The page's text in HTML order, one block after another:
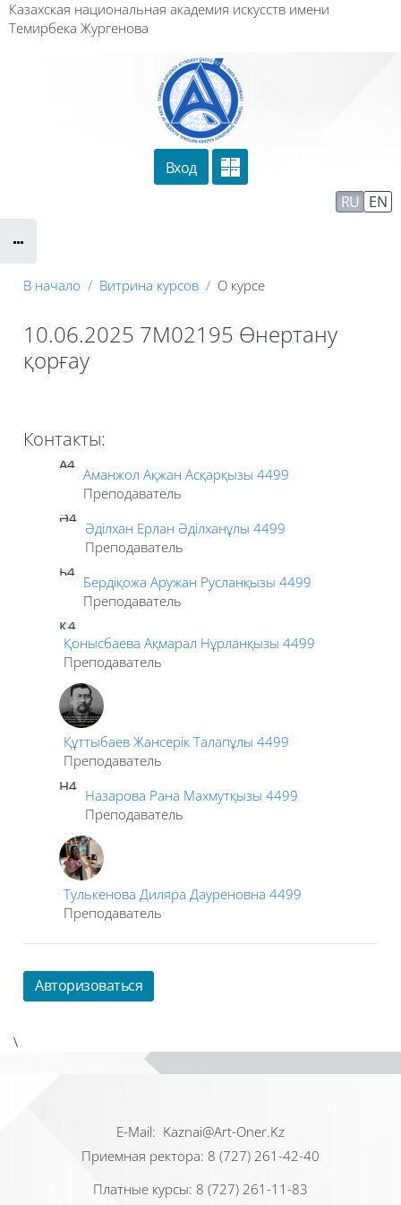
Перейти к основному содержанию
Казахская национальная академия искусств имени
Темирбека Жургенова
Вход
RU EN
В начало Витрина курсов О курсе
10.06.2025 7М02195 Өнертану
қорғау
Контакты:
А4
Аманжол Ақжан Асқарқызы 4499
Преподаватель
Ә4
Әділхан Ерлан Әділханұлы 4499
Преподаватель
Б4
Бердіқожа Аружан Русланқызы 4499
Преподаватель
Қ4
Қонысбаева Ақмарал Нұрланқызы 4499
Преподаватель
Құттыбаев Жансерік Талапұлы 4499
Преподаватель
Н4
Назарова Рана Махмутқызы 4499
Преподаватель
Тулькенова Диляра Дауреновна 4499
Преподаватель
Авторизоваться
\
Е-Mail: Kaznai@Art-Oner.Kz
Приемная ректора: 8 (727) 261-42-40
Платные курсы: 8 (727) 261-11-83